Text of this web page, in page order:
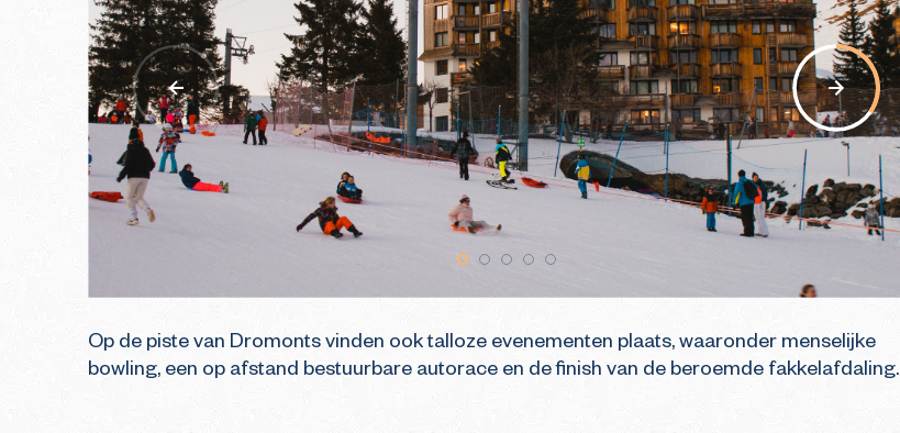
nav
Op de piste van Dromonts vinden ook talloze evenementen plaats, waaronder menselijke
bowling, een op afstand bestuurbare autorace en de finish van de beroemde fakkelafdaling.